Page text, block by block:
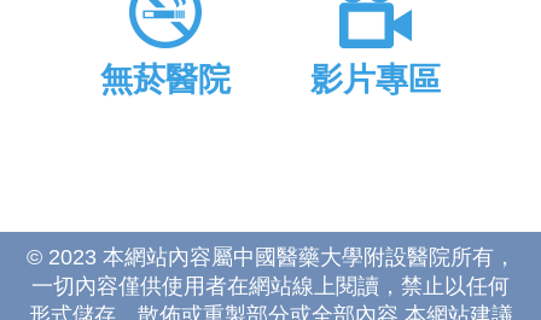
無菸醫院 影片專區
© 2023 本網站內容屬中國醫藥大學附設醫院所有，
一切內容僅供使用者在網站線上閱讀，禁止以任何